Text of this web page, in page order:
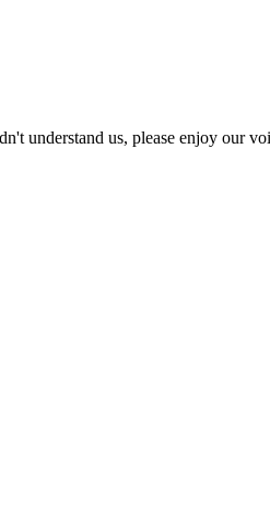
understand us, please enjoy our